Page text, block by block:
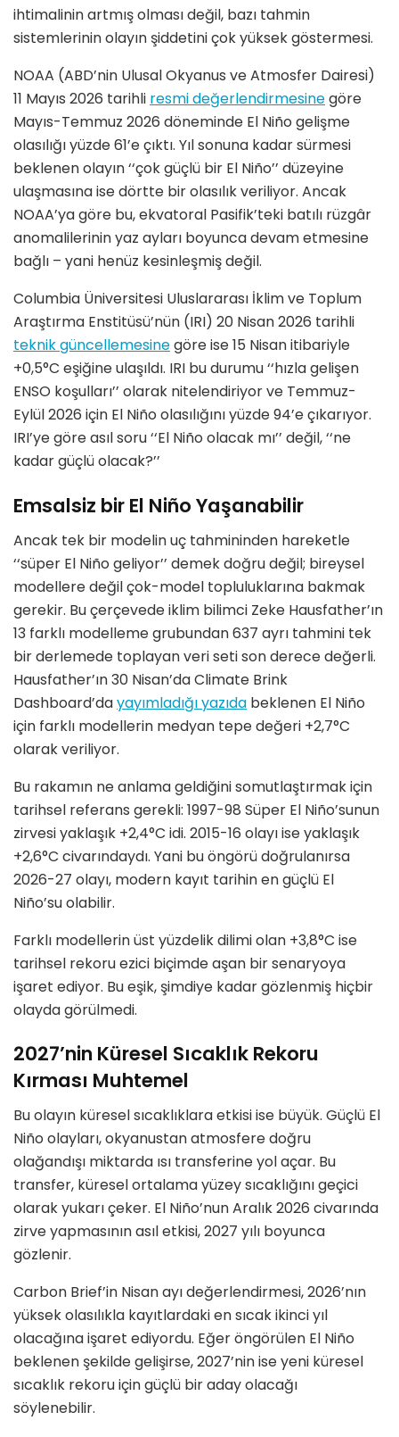
ihtimalinin artmış olması değil, bazı tahmin
sistemlerinin olayın şiddetini çok yüksek göstermesi.
NOAA (ABD’nin Ulusal Okyanus ve Atmosfer Dairesi)
11 Mayıs 2026 tarihli resmi değerlendirmesinegöre
Mayıs-Temmuz 2026 döneminde El Niño gelişme
olasılığı yüzde 61’e çıktı. Yıl sonuna kadar sürmesi
beklenen olayın ‘‘çok güçlü bir El Niño’’ düzeyine
ulaşmasına ise dörtte bir olasılık veriliyor. Ancak
NOAA’ya göre bu, ekvatoral Pasifik’teki batılı rüzgâr
anomalilerinin yaz ayları boyunca devam etmesine
bağlı – yani henüz kesinleşmiş değil.
Columbia Üniversitesi Uluslararası İklim ve Toplum
Araştırma Enstitüsü’nün (IRI) 20 Nisan 2026 tarihli
teknik güncellemesinegöre ise 15 Nisan itibariyle
+0,5°C eşiğine ulaşıldı. IRI bu durumu ‘‘hızla gelişen
ENSO koşulları’’ olarak nitelendiriyor ve Temmuz-
Eylül 2026 için El Niño olasılığını yüzde 94’e çıkarıyor.
IRI’ye göre asıl soru ‘‘El Niño olacak mı’’ değil, ‘‘ne
kadar güçlü olacak?’’
Emsalsiz bir El Niño Yaşanabilir
Ancak tek bir modelin uç tahmininden hareketle
‘‘süper El Niño geliyor’’ demek doğru değil; bireysel
modellere değil çok-model topluluklarına bakmak
gerekir. Bu çerçevede iklim bilimci Zeke Hausfather’ın
13 farklı modelleme grubundan 637 ayrı tahmini tek
bir derlemede toplayan veri seti son derece değerli.
Hausfather’ın 30 Nisan’da Climate Brink
Dashboard’dayayımladığı yazıda beklenen El Niño
için farklı modellerin medyan tepe değeri +2,7°C
olarak veriliyor.
Bu rakamın ne anlama geldiğini somutlaştırmak için
tarihsel referans gerekli: 1997-98 Süper El Niño’sunun
zirvesi yaklaşık +2,4°C idi. 2015-16 olayı ise yaklaşık
+2,6°C civarındaydı. Yani bu öngörü doğrulanırsa
2026-27 olayı, modern kayıt tarihin en güçlü El
Niño’su olabilir.
Farklı modellerin üst yüzdelik dilimi olan +3,8°C ise
tarihsel rekoru ezici biçimde aşan bir senaryoya
işaret ediyor. Bu eşik, şimdiye kadar gözlenmiş hiçbir
olayda görülmedi.
2027’nin Küresel Sıcaklık Rekoru
Kırması Muhtemel
Bu olayın küresel sıcaklıklara etkisi ise büyük. Güçlü El
Niño olayları, okyanustan atmosfere doğru
olağandışı miktarda ısı transferine yol açar. Bu
transfer, küresel ortalama yüzey sıcaklığını geçici
olarak yukarı çeker. El Niño’nun Aralık 2026 civarında
zirve yapmasının asıl etkisi, 2027 yılı boyunca
gözlenir.
Carbon Brief’in Nisan ayı değerlendirmesi, 2026’nın
yüksek olasılıkla kayıtlardaki en sıcak ikinci yıl
olacağına işaret ediyordu. Eğer öngörülen El Niño
beklenen şekilde gelişirse, 2027’nin ise yeni küresel
sıcaklık rekoru için güçlü bir aday olacağı
söylenebilir.